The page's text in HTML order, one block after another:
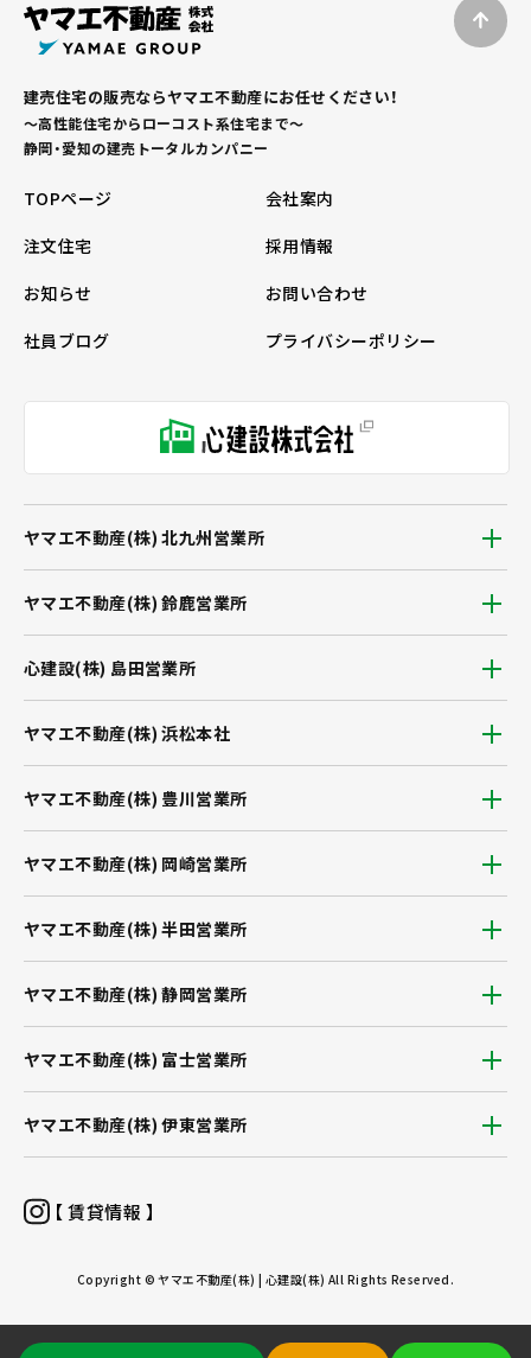
建売住宅の販売ならヤマエ不動産にお任せください！
～高性能住宅からローコスト系住宅まで～
静岡・愛知の建売トータルカンパニー
TOPページ
会社案内
注文住宅
採用情報
お知らせ
お問い合わせ
社員ブログ
プライバシーポリシー
ヤマエ不動産(株) 浜松本社
ヤマエ不動産(株) 静岡営業所
ヤマエ不動産(株) 豊川営業所
ヤマエ不動産(株) 富士営業所
ヤマエ不動産(株) 岡崎営業所
ヤマエ不動産(株) 伊東営業所
ヤマエ不動産(株) 半田営業所
ヤマエ不動産(株) 北九州営業所
ヤマエ不動産(株) 鈴鹿営業所
心建設(株) 島田営業所
【 賃貸情報 】
Copyright © ヤマエ不動産(株) | 心建設(株) All Rights Reserved.